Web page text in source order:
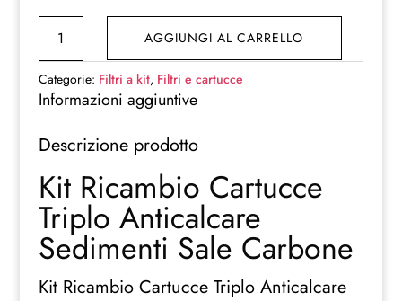
originale
era:
39,00 €.
attuale
è:
36,00 €.
Ricambio
Cartucce
Triplo
Sedimenti
Carbone
CTO
quantità
AGGIUNGI AL CARRELLO
Categorie: Filtri a kit, Filtri e cartucce
Informazioni aggiuntive
Descrizione prodotto
Kit Ricambio Cartucce
Triplo Anticalcare
Sedimenti Sale Carbone
Kit Ricambio Cartucce Triplo Anticalcare